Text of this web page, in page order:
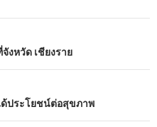
งหวัด เชียงราย
ด้ประโยชน์ต่อสุขภาพ